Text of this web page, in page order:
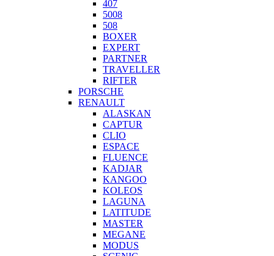
407
5008
508
BOXER
EXPERT
PARTNER
TRAVELLER
RIFTER
PORSCHE
RENAULT
ALASKAN
CAPTUR
CLIO
ESPACE
FLUENCE
KADJAR
KANGOO
KOLEOS
LAGUNA
LATITUDE
MASTER
MEGANE
MODUS